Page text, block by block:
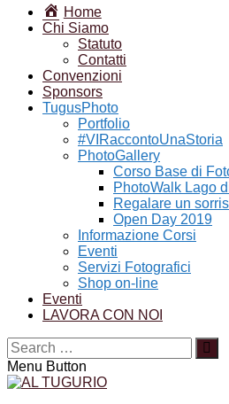
Home
Chi Siamo
Statuto
Contatti
Convenzioni
Sponsors
TugusPhoto
Portfolio
#VIRaccontoUnaStoria
PhotoGallery
Corso Base di
PhotoWalk Lago
Regalare un
Open Day 2019
Informazione Corsi
Eventi
Servizi Fotografici
Shop on-line
Eventi
LAVORA CON NOI
Menu Button